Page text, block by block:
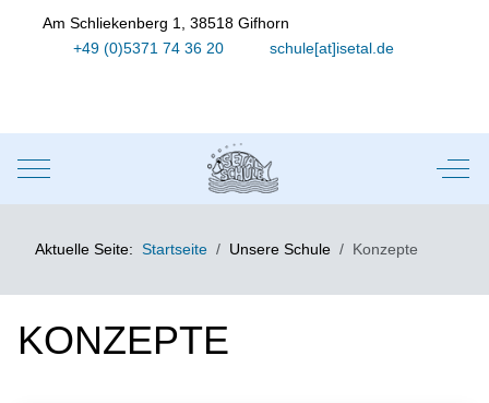
Am Schliekenberg 1, 38518 Gifhorn
+49 (0)5371 74 36 20
schule[at]isetal.de
Mobile Menu Toggle Off-
Aktuelle Seite:Startseite Unsere Schule Konzepte
KONZEPTE